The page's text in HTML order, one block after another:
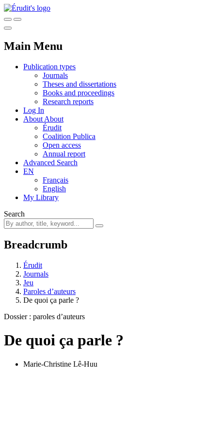
Main Menu
Publication types
Journals
Theses and dissertations
Books and proceedings
Research reports
Log In
About About
Érudit
Coalition Publica
Open access
Annual report
Advanced Search
EN
Français
English
My Library
Search
Breadcrumb
Érudit
Journals
Jeu
Paroles d’auteurs
De quoi ça parle ?
Dossier : paroles d’auteurs
De quoi ça parle ?
Marie-Christine Lê-Huu